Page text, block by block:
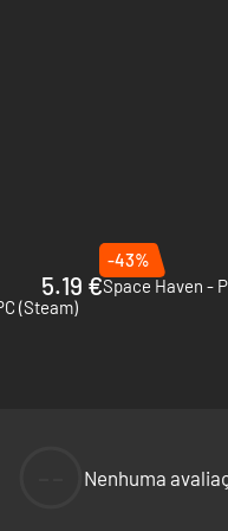
vertical, estruture sua
e mais segura para
hostis cuidadosamente
5.19 €
-43%
Space Haven -
(Steam)
Nenhuma